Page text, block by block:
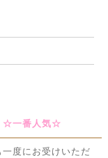
☆一番人気☆
度にお受けいただ